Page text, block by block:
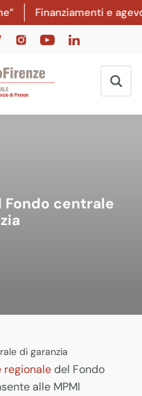
Finanziamenti e
Fondo centrale
di garanzia
regionaledel Fondo
alle MPMI